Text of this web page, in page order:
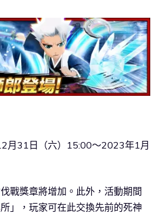
月31日（六）15:00～2023年1月
戰獎章將增加。此外，活動期間
」，玩家可在此交換先前的死神